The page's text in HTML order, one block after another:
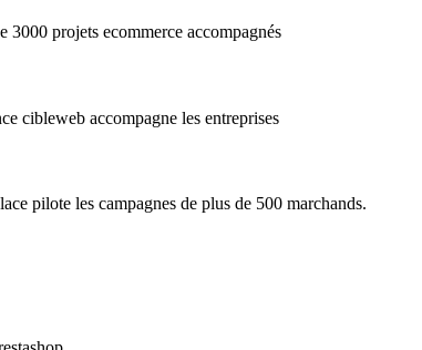
3000 projets ecommerce accompagnés
cibleweb accompagne les entreprises
pilote les campagnes de plus de 500 marchands.